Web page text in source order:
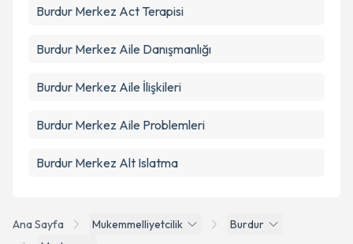
Ana Sayfa Mukemmelliyetcilik
Burdur
Burdur Merkez Act Terapisi
Burdur Merkez Aile Danışmanlığı
Burdur Merkez Aile İlişkileri
Burdur Merkez Aile Problemleri
Burdur Merkez Alt Islatma